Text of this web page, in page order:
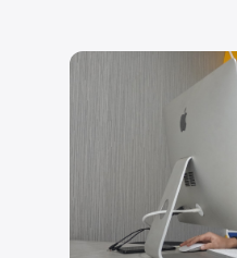
University juga
dengan menyediakan
mereka untuk tinggal